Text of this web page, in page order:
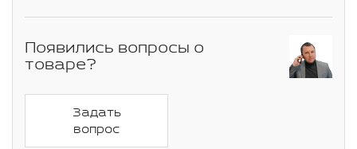
Появились вопросы о
товаре?
Задать
вопрос